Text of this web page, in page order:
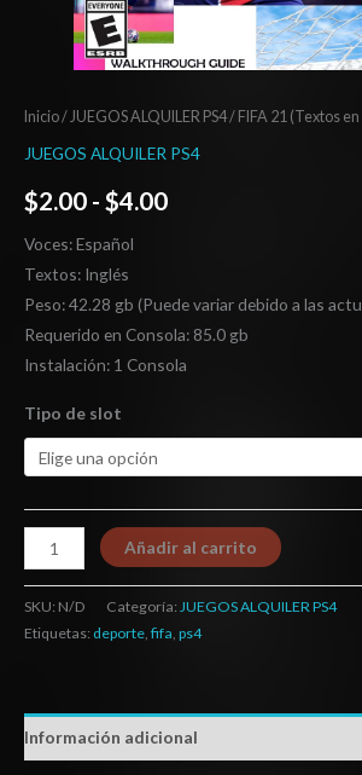
Inicio/ JUEGOS ALQUILER PS4/ FIFA 21 (Textos
JUEGOS ALQUILER PS4
$2.00 - $4.00
Voces: Español
Textos: Inglés
Peso: 42.28 gb (Puede variar debido a las
Requerido en Consola: 85.0 gb
Instalación: 1 Consola
Tipo de slot
Añadir al carrito
SKU: N/D Categoría: JUEGOS ALQUILER PS4
Etiquetas: deporte, fifa, ps4
Información adicional